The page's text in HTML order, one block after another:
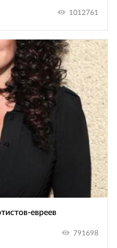
1012761
евреев
791698